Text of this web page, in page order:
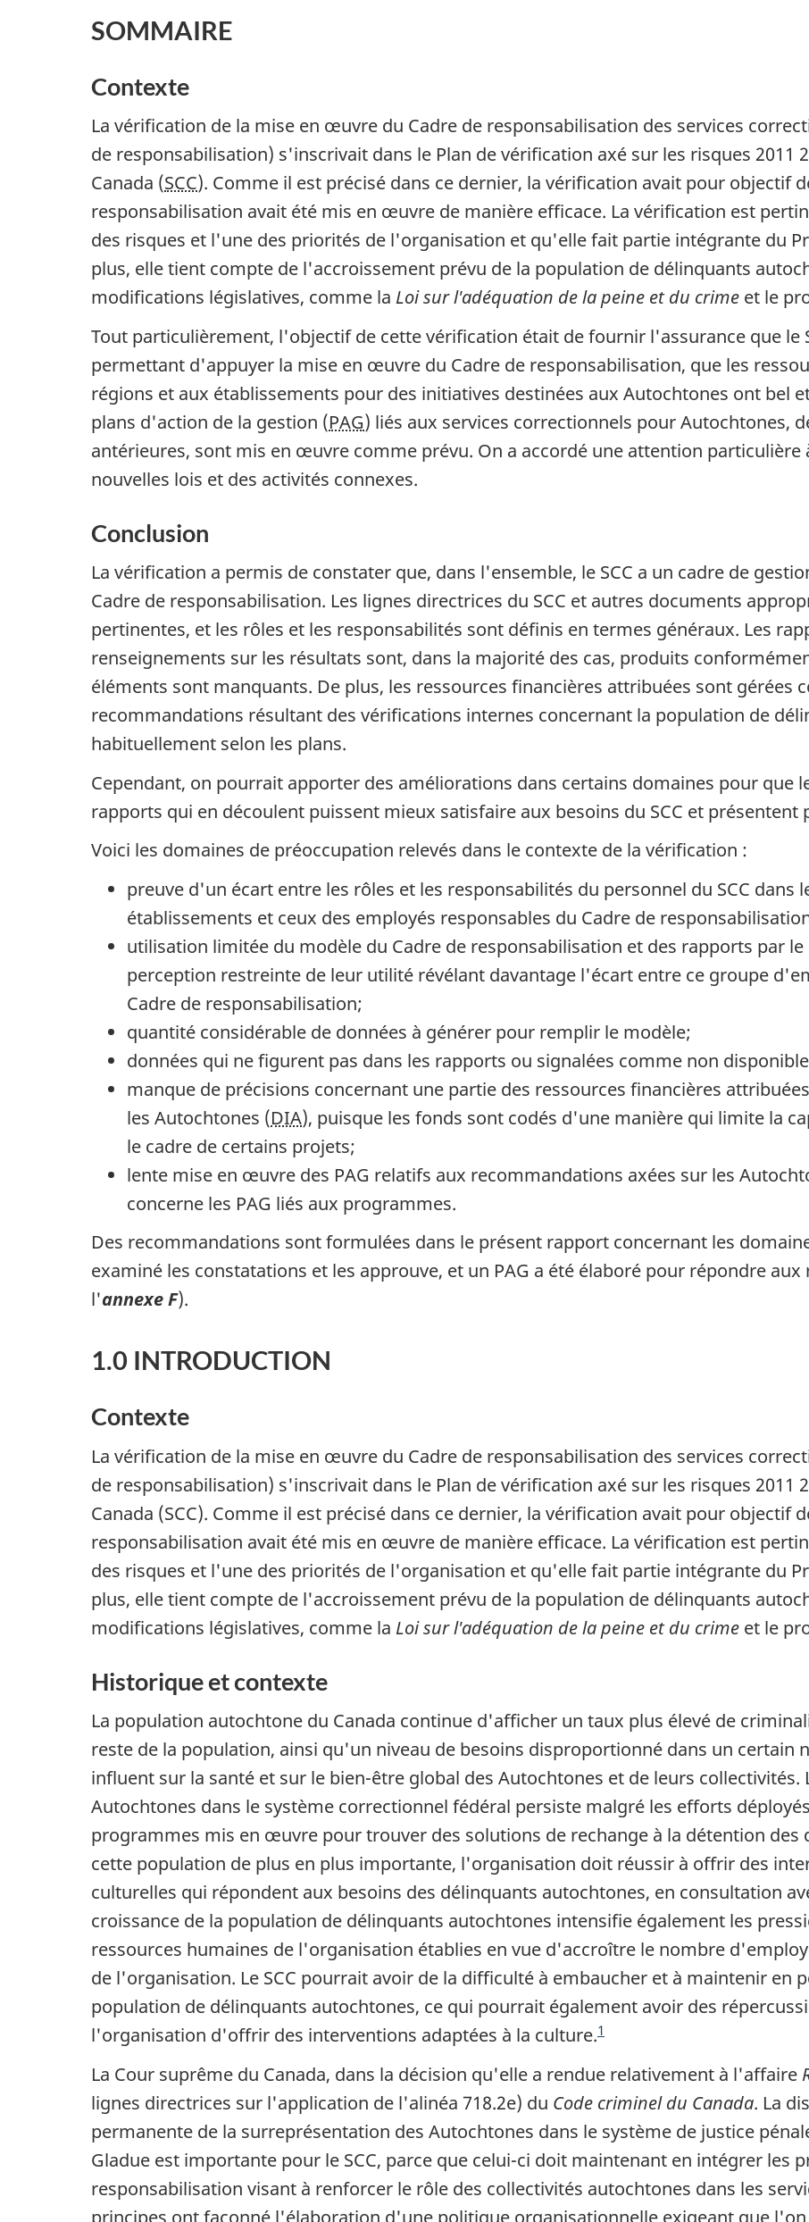
SOMMAIRE
Contexte
La vérification de la mise en œuvre du Cadre de responsabilisation des services
de responsabilisation) s'inscrivait dans le Plan de vérification axé sur les risques 2011
Canada (SCC). Comme il est précisé dans ce dernier, la vérification avait pour objectif
responsabilisation avait été mis en œuvre de manière efficace. La vérification est
des risques et l'une des priorités de l'organisation et qu'elle fait partie intégrante du
plus, elle tient compte de l'accroissement prévu de la population de délinquants
modifications législatives, comme la Loi sur l'adéquation de la peine et du crime et le
Tout particulièrement, l'objectif de cette vérification était de fournir l'assurance que le
permettant d'appuyer la mise en œuvre du Cadre de responsabilisation, que les
régions et aux établissements pour des initiatives destinées aux Autochtones ont bel
plans d'action de la gestion (PAG) liés aux services correctionnels pour Autochtones,
antérieures, sont mis en œuvre comme prévu. On a accordé une attention particulière
nouvelles lois et des activités connexes.
Conclusion
La vérification a permis de constater que, dans l'ensemble, le SCC a un cadre de
Cadre de responsabilisation. Les lignes directrices du SCC et autres documents
pertinentes, et les rôles et les responsabilités sont définis en termes généraux. Les
renseignements sur les résultats sont, dans la majorité des cas, produits
éléments sont manquants. De plus, les ressources financières attribuées sont gérées
recommandations résultant des vérifications internes concernant la population de
habituellement selon les plans.
Cependant, on pourrait apporter des améliorations dans certains domaines pour que
rapports qui en découlent puissent mieux satisfaire aux besoins du SCC et présentent
Voici les domaines de préoccupation relevés dans le contexte de la vérification :
preuve d'un écart entre les rôles et les responsabilités du personnel du SCC dans
établissements et ceux des employés responsables du Cadre de
utilisation limitée du modèle du Cadre de responsabilisation et des rapports par
perception restreinte de leur utilité révélant davantage l'écart entre ce groupe
Cadre de responsabilisation;
quantité considérable de données à générer pour remplir le modèle;
données qui ne figurent pas dans les rapports ou signalées comme non
manque de précisions concernant une partie des ressources financières
les Autochtones (DIA), puisque les fonds sont codés d'une manière qui limite la
le cadre de certains projets;
lente mise en œuvre des PAG relatifs aux recommandations axées sur les
concerne les PAG liés aux programmes.
Des recommandations sont formulées dans le présent rapport concernant les
examiné les constatations et les approuve, et un PAG a été élaboré pour répondre
l'annexe F).
1.0 INTRODUCTION
Contexte
La vérification de la mise en œuvre du Cadre de responsabilisation des services
de responsabilisation) s'inscrivait dans le Plan de vérification axé sur les risques 2011
Canada (SCC). Comme il est précisé dans ce dernier, la vérification avait pour objectif
responsabilisation avait été mis en œuvre de manière efficace. La vérification est
des risques et l'une des priorités de l'organisation et qu'elle fait partie intégrante du
plus, elle tient compte de l'accroissement prévu de la population de délinquants
modifications législatives, comme la Loi sur l'adéquation de la peine et du crime et le
Historique et contexte
La population autochtone du Canada continue d'afficher un taux plus élevé de
reste de la population, ainsi qu'un niveau de besoins disproportionné dans un certain
influent sur la santé et sur le bien-être global des Autochtones et de leurs collectivités.
Autochtones dans le système correctionnel fédéral persiste malgré les efforts
programmes mis en œuvre pour trouver des solutions de rechange à la détention des
cette population de plus en plus importante, l'organisation doit réussir à offrir des
culturelles qui répondent aux besoins des délinquants autochtones, en consultation
croissance de la population de délinquants autochtones intensifie également les
ressources humaines de l'organisation établies en vue d'accroître le nombre
de l'organisation. Le SCC pourrait avoir de la difficulté à embaucher et à maintenir en
population de délinquants autochtones, ce qui pourrait également avoir des
l'organisation d'offrir des interventions adaptées à la culture.1
La Cour suprême du Canada, dans la décision qu'elle a rendue relativement à l'affaire
lignes directrices sur l'application de l'alinéa 718.2e) du Code criminel du Canada. La
permanente de la surreprésentation des Autochtones dans le système de justice
Gladue est importante pour le SCC, parce que celui-ci doit maintenant en intégrer les
responsabilisation visant à renforcer le rôle des collectivités autochtones dans les
principes ont façonné l'élaboration d'une politique organisationnelle exigeant que